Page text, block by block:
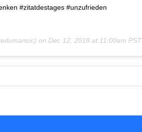
#zitatdestages #unzufrieden
on Dec 12, 2018 at 11:00am PST